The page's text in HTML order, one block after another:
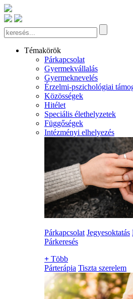
Témakörök
Párkapcsolat
Gyermekvállalás
Gyermeknevelés
Érzelmi-pszichológiai
Közösségek
Hitélet
Speciális élethelyzetek
Függőségek
Intézményi elhelyezés
Párkapcsolat Jegyesoktatás
Párkeresés
+ Több
Párterápia Tiszta szerelem